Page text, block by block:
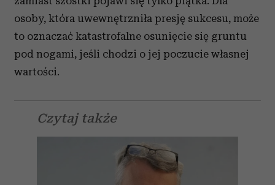
osoby, która uwewnętrzniła presję sukcesu, może
to oznaczać katastrofalne osunięcie się gruntu
pod nogami, jeśli chodzi o jej poczucie własnej
wartości.
Czytaj także